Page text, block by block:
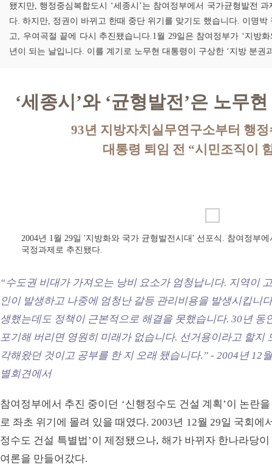
됐지만, 행정중심복합도시 ‘세종시’는 참여정부에서 국가균형발전
다. 하지만, 정권이 바뀌고 한때 중단 위기를 맞기도 했습니다. 이명
고, 우여곡절 끝에 다시 추진됐습니다.1월 29일은 참여정부가 ‘지방
년이 되는 날입니다. 이를 계기로 노무현 대통령이 구상한 ‘지방 분권
‘세종시’와 ‘균형발전’은 노무
93년 지방자치실무연구소부터 행
대통령 퇴임 전 “시민조직이
2004년 1월 29일 '지방화와 국가 균형발전시대' 선포식. 참여정부
국정과제로 추진됐다.
“수도권 비대가 가져오는 낭비 요소가 엄청납니다. 지역이
인이 발생하고 나중에 엄청난 갈등 관리비용을 발생시킵니
생했는데도 정책이 근본적으로 해결을 못했습니다. 30년 동
포기해 버리면 영원히 미래가 없습니다. 선거용이라고 할지
각해왔던 것이고 공부를 한 지 오래 됐습니다.” - 2004년 12
별회견에서
참여정부에서 추진 중이던 ‘신행정수도 건설 계획’이 논란
로 좌초 위기에 몰려 있을 때였다. 2003년 12월 29일 국회에
정수도 건설 특별법’이 제정됐으나, 해가 바뀌자 한나라당
여론을 만들어갔다.